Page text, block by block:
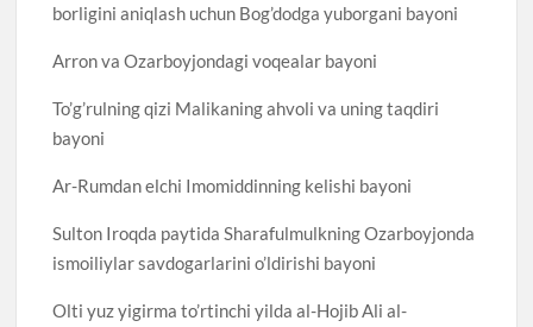
borligini aniqlash uchun Bog’dodga yuborgani bayoni
Arron va Ozarboyjondagi voqealar bayoni
To’g’rulning qizi Malikaning ahvoli va uning taqdiri
bayoni
Ar-Rumdan elchi Imomiddinning kelishi bayoni
Sulton Iroqda paytida Sharafulmulkning Ozarboyjonda
ismoiliylar savdogarlarini o’ldirishi bayoni
Olti yuz yigirma to’rtinchi yilda al-Hojib Ali al-